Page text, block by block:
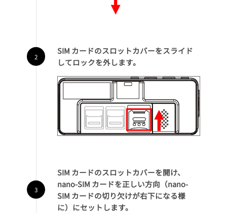
SIM カードのスロットカバーをスライド
してロックを外します。
SIM カードのスロットカバーを開け、
nano-SIM カードを正しい方向（nano-
SIM カードの切り欠けが右下になる様
に）にセットします。